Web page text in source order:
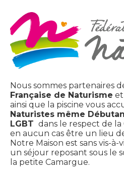
Nous sommes partenaires
Française de Naturisme et
ainsi que la piscine vous
Naturistes même
LGBT dans le respect de
en aucun cas être un lieu
Notre Maison est sans vis-
un séjour reposant sous le
la petite Camargue.